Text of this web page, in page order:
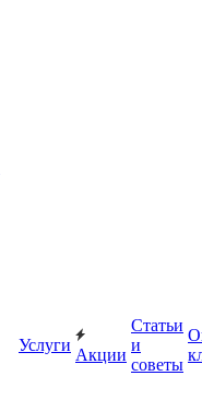
Услуги
Акции
Статьи
и
советы